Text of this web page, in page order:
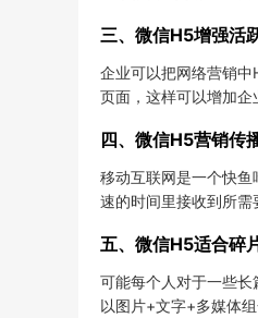
三、微信H5增强活
企业可以把网络营销
页面，这样可以增加企
四、微信H5营销传
移动互联网是一个快
速的时间里接收到所需
五、微信H5适合碎
可能每个人对于一些
以图片+文字+多媒体